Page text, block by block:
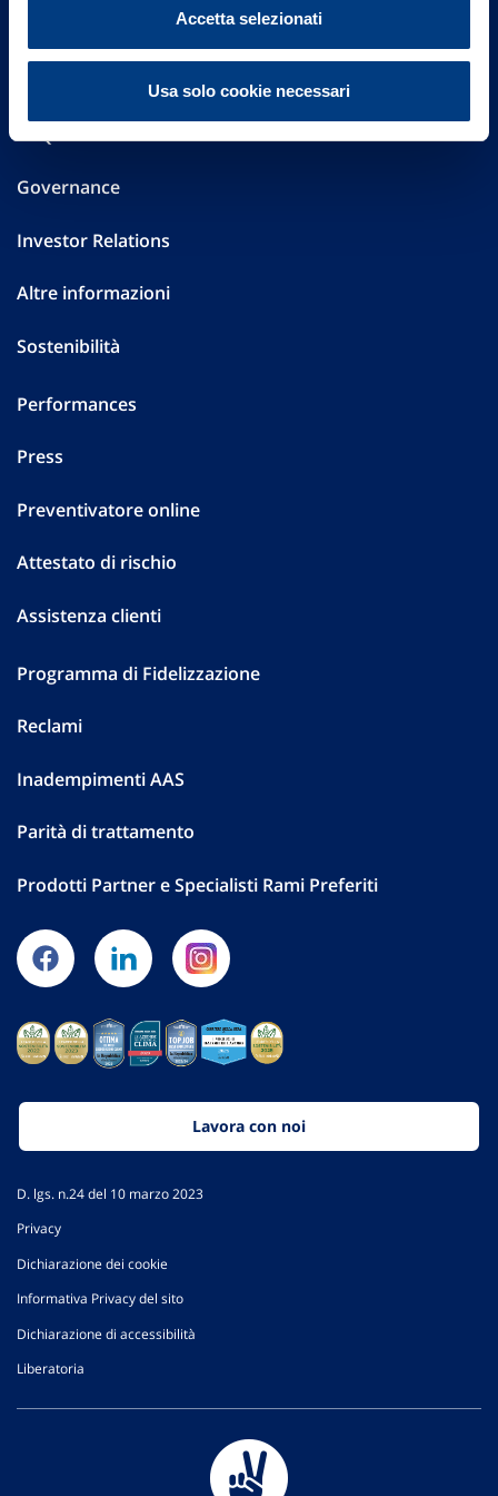
Accetta selezionati
Usa solo cookie necessari
Via Ignazio Gardella, 2
20149 Milano
FAQ
Governance
Investor Relations
Altre informazioni
Sostenibilità
Performances
Press
Preventivatore online
Attestato di rischio
Assistenza clienti
Programma di Fidelizzazione
Reclami
Inadempimenti AAS
Parità di trattamento
Prodotti Partner e Specialisti Rami Preferiti
Lavora con noi
D. lgs. n.24 del 10 marzo 2023
Privacy
Dichiarazione dei cookie
Informativa Privacy del sito
Dichiarazione di accessibilità
Liberatoria